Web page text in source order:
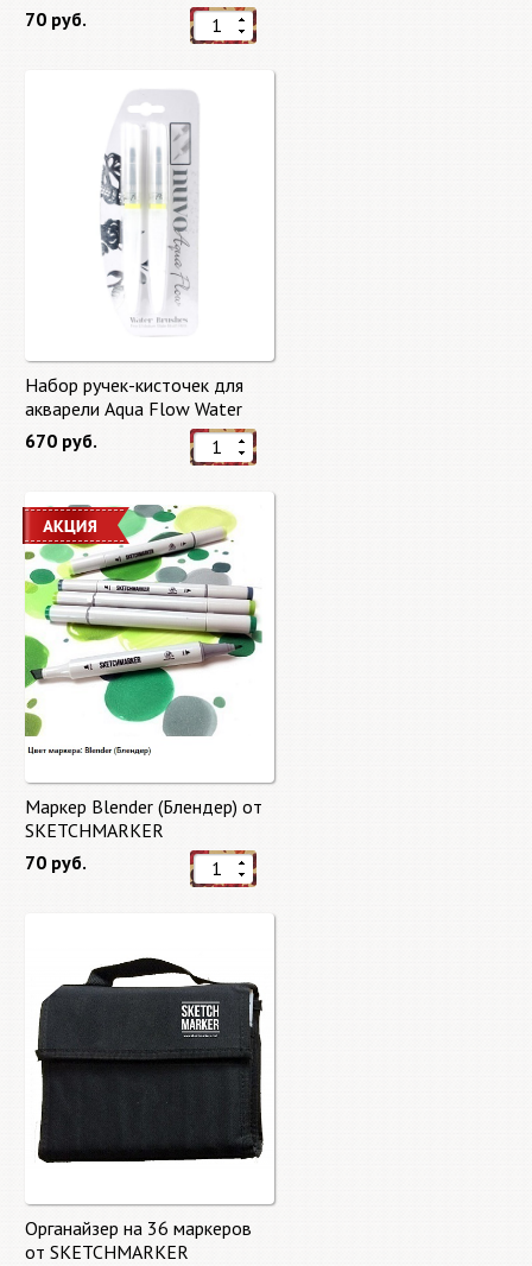
70 руб.
Набор ручек-кисточек для
акварели Aqua Flow Water
Brushes
670 руб.
Маркер Blender (Блендер) от
SKETCHMARKER
70 руб.
Органайзер на 36 маркеров
от SKETCHMARKER